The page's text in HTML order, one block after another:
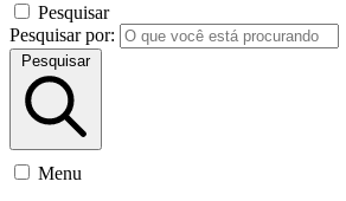
Pesquisar
Pesquisar por:
Pesquisar
Menu